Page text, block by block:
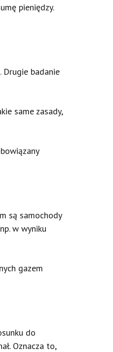
pieniędzy.
Drugie badanie
same zasady,
są samochody
w wyniku
gazem
do
Oznacza to,